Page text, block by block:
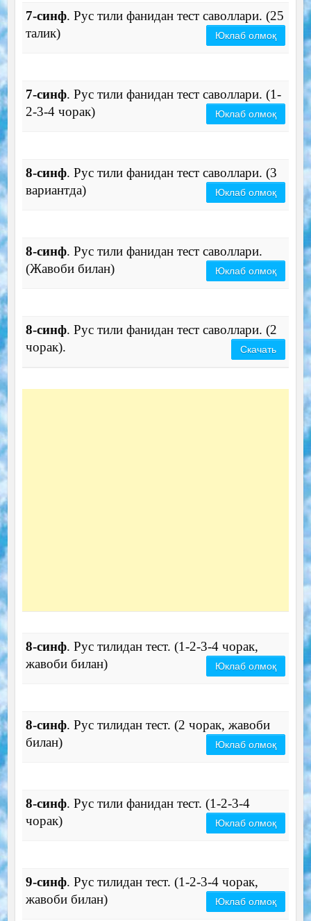
7-синф. Рус тили фанидан тест саволлари. (25
талик)
Юклаб олмоқ
7-синф. Рус тили фанидан тест саволлари. (1-
2-3-4 чорак)
Юклаб олмоқ
8-синф. Рус тили фанидан тест саволлари. (3
вариантда)
Юклаб олмоқ
8-синф. Рус тили фанидан тест саволлари.
(Жавоби билан)
Юклаб олмоқ
8-синф. Рус тили фанидан тест саволлари. (2
чорак).
Скачать
8-синф. Рус тилидан тест. (1-2-3-4 чорак,
жавоби билан)
Юклаб олмоқ
8-синф. Рус тилидан тест. (2 чорак, жавоби
билан)
Юклаб олмоқ
8-синф. Рус тили фанидан тест. (1-2-3-4
чорак)
Юклаб олмоқ
9-синф. Рус тилидан тест. (1-2-3-4 чорак,
жавоби билан)
Юклаб олмоқ